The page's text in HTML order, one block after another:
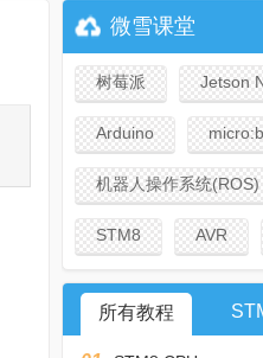
微雪课堂
树莓派 Jetson
Arduino
机器人操作系统(ROS)
STM8 AVR
所有教程